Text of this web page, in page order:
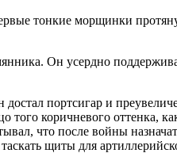
тонкие морщинки
Он усердно
портсигар и
коричневого оттенка,
что после войны
щиты для